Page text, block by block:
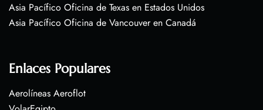
Asia Pacífico Oficina de Texas en Estados Unidos
Asia Pacífico Oficina de Vancouver en Canadá
Enlaces Populares
Aerolíneas Aeroflot